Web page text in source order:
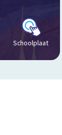
Schoolplaat